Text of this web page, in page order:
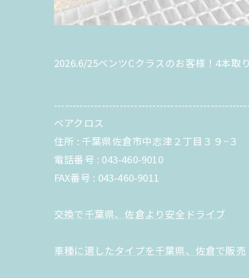
2026.6/25ベンツCクラスのお客様！4本取
ベアクロス
住所 : 千葉県佐倉市中志津２丁目３９−３
電話番号 : 043-460-9010
FAX番号 : 043-460-9011
交換で千葉県、佐倉より安全ドライブ
車種に適したタイプを千葉県、佐倉で販売